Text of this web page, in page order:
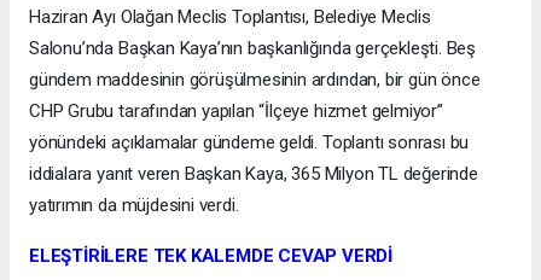
Haziran Ayı Olağan Meclis Toplantısı, Belediye Meclis
Salonu’nda Başkan Kaya’nın başkanlığında gerçekleşti. Beş
gündem maddesinin görüşülmesinin ardından, bir gün önce
CHP Grubu tarafından yapılan “İlçeye hizmet gelmiyor”
yönündeki açıklamalar gündeme geldi. Toplantı sonrası bu
iddialara yanıt veren Başkan Kaya, 365 Milyon TL değerinde
yatırımın da müjdesini verdi.
ELEŞTİRİLERE TEK KALEMDE CEVAP VERDİ